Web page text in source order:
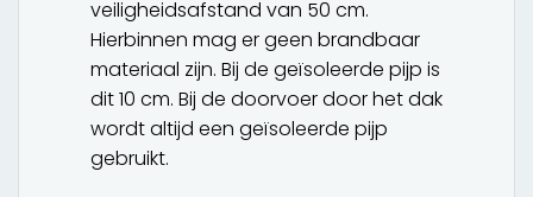
veiligheidsafstand van 50 cm.
Hierbinnen mag er geen brandbaar
materiaal zijn. Bij de geïsoleerde pijp is
dit 10 cm. Bij de doorvoer door het dak
wordt altijd een geïsoleerde pijp
gebruikt.